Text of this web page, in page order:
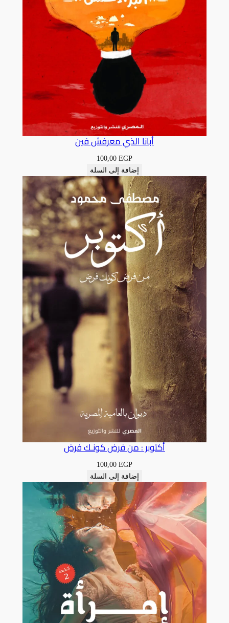
أبانا الذي معرفش فين
100,00 EGP
إضافة إلى السلة
أكتوبر : من فرض كونـك فرض
100,00 EGP
إضافة إلى السلة